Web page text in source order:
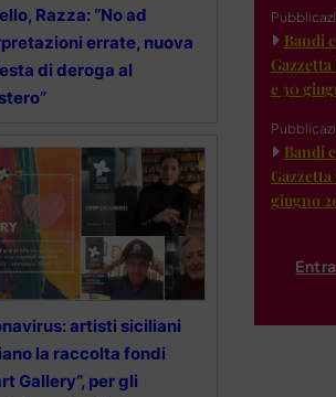
Razza: “No ad
errate, nuova
di deroga al
artisti siciliani
la raccolta fondi
Gallery”, per gli
Bandi
e 30
Bandi
giugno